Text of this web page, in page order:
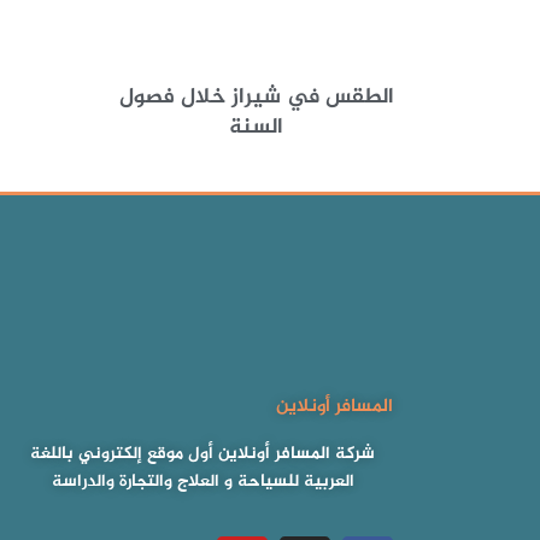
الطقس في شيراز خلال فصول
السنة
المسافر أونلاين
شركة المسافر أونلاين أول موقع إلكتروني باللغة
العربية للسياحة و العلاج والتجارة والدراسة